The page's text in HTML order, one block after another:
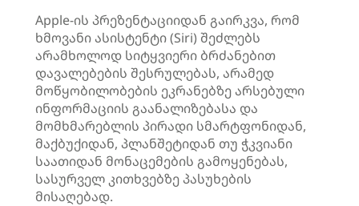
Apple-ის პრეზენტაციიდან გაირკვა, რომ
ხმოვანი ასისტენტი (Siri) შეძლებს
არამხოლოდ სიტყვიერი ბრძანებით
დავალებების შესრულებას, არამედ
მოწყობილობების ეკრანებზე არსებული
ინფორმაციის გაანალიზებასა და
მომხმარებლის პირადი სმარტფონიდან,
მაქბუქიდან, პლანშეტიდან თუ ჭკვიანი
საათიდან მონაცემების გამოყენებას,
სასურველ კითხვებზე პასუხების
მისაღებად.